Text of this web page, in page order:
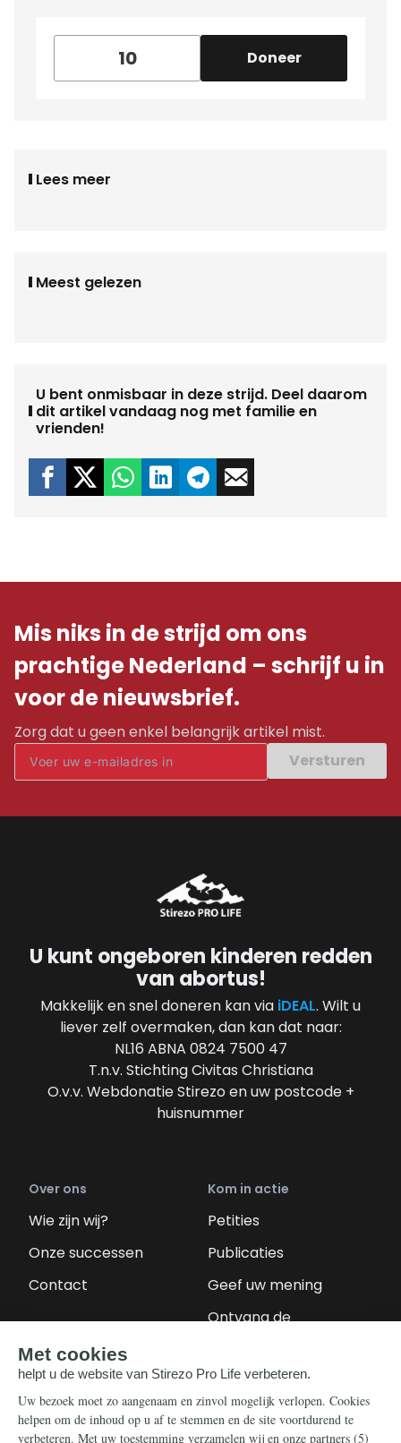
Doneer
Lees meer
Meest gelezen
U bent onmisbaar in deze strijd. Deel daarom
dit artikel vandaag nog met familie en
vrienden!
Mis niks in de strijd om ons
prachtige Nederland – schrijf u in
voor de nieuwsbrief.
Zorg dat u geen enkel belangrijk artikel mist.
Versturen
U kunt ongeboren kinderen redden
van abortus!
Makkelijk en snel doneren kan via iDEAL. Wilt u
liever zelf overmaken, dan kan dat naar:
NL16 ABNA 0824 7500 47
T.n.v. Stichting Civitas Christiana
O.v.v. Webdonatie Stirezo en uw postcode +
huisnummer
Over ons
Wie zijn wij?
Onze successen
Contact
Kom in actie
Petities
Publicaties
Geef uw mening
Ontvang de
Steun ons
Nieuwsbrief
Info
Contact